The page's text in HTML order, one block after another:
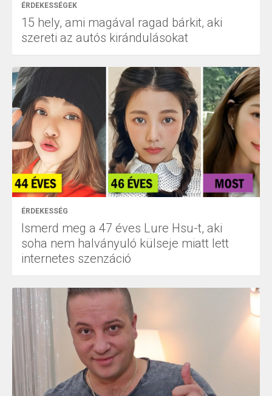
ÉRDEKESSÉGEK
15 hely, ami magával ragad bárkit, aki
szereti az autós kirándulásokat
ÉRDEKESSÉG
Ismerd meg a 47 éves Lure Hsu-t, aki
soha nem halványuló külseje miatt lett
internetes szenzáció